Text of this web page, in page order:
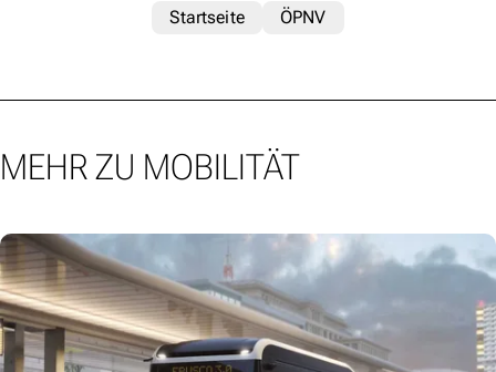
Startseite
ÖPNV
MEHR ZU MOBILITÄT